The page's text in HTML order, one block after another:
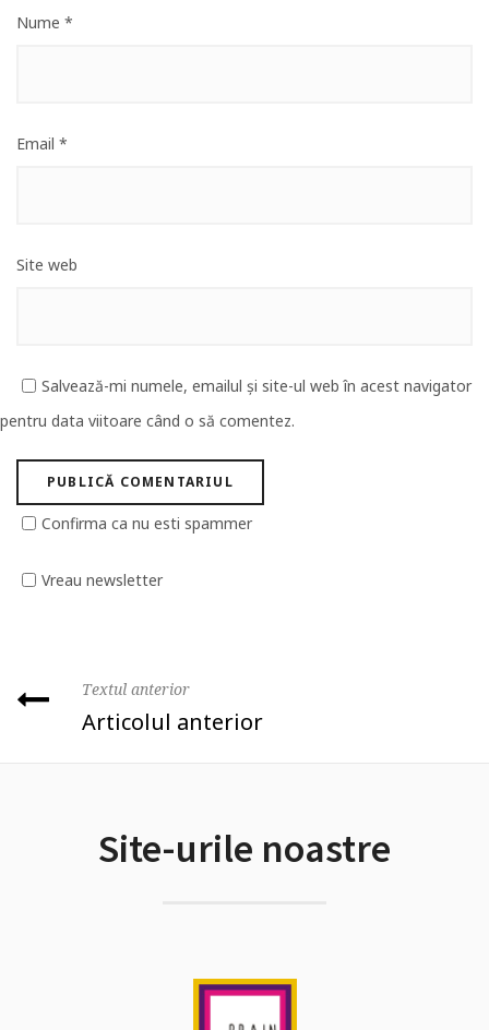
Nume *
Email *
Site web
Salvează-mi numele, emailul și site-ul web în acest navigator
pentru data viitoare când o să comentez.
Confirma ca nu esti spammer
Vreau newsletter
Textul anterior
Articolul anterior
Site-urile noastre